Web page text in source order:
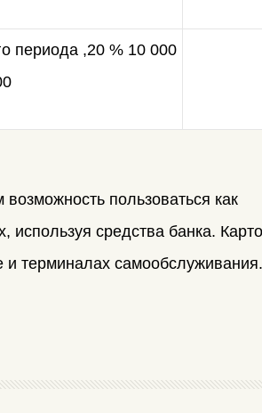
периода ,20 % 10 000
пользоваться как
используя средства банка.
и терминалах самообслуживания.